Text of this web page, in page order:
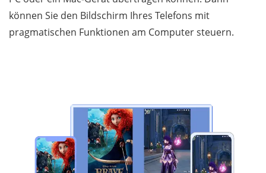
können Sie den Bildschirm Ihres Telefons mit
pragmatischen Funktionen am Computer steuern.